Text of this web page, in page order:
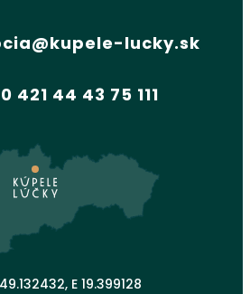
lucky.sk
421 44 43 75 111
E 19.399128